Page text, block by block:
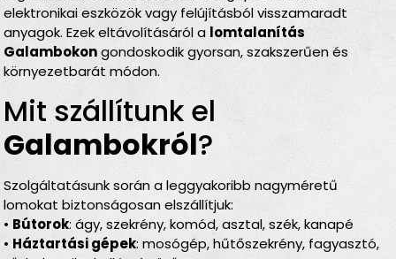
elektronikai eszközök vagy felújításból visszamaradt
anyagok. Ezek eltávolításáról a lomtalanítás
Galambokongondoskodik gyorsan, szakszerűen és
környezetbarát módon.
Mit szállítunk el
Galambokról?
Szolgáltatásunk során a leggyakoribb nagyméretű
lomokat biztonságosan elszállítjuk:
• Bútorok: ágy, szekrény, komód, asztal, szék, kanapé
• Háztartási gépek: mosógép, hűtőszekrény, fagyasztó,